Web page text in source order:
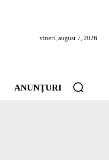
vineri, august 7, 2026
ANUNȚURI